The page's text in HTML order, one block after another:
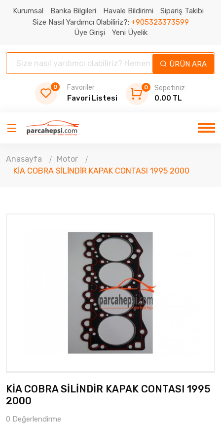
Kurumsal Banka Bilgileri Havale Bildirimi
Sipariş Takibi
Size Nasıl Yardımcı Olabiliriz?: +905323373599
Üye Girişi
Yeni Üyelik
ÜRÜN ARA
0 Favoriler
Favori Listesi
0
Sepetiniz:
0.00 TL
Anasayfa
Motor
KİA COBRA SİLİNDİR KAPAK CONTASI 1995 2000
KİA COBRA SİLİNDİR KAPAK CONTASI 1995
2000
0 Değerlendirme